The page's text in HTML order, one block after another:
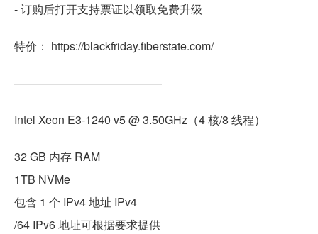
- 订购后打开支持票证以领取免费升级
特价： https://blackfriday.fiberstate.com/
—————————————
Intel Xeon E3-1240 v5 @ 3.50GHz（4 核/8 线程）
32 GB 内存 RAM
1TB NVMe
包含 1 个 IPv4 地址 IPv4
/64 IPv6 地址可根据要求提供